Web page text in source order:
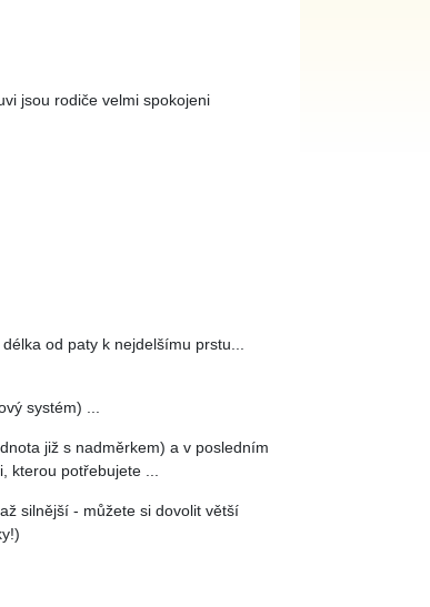
jsou rodiče velmi spokojeni
od paty k nejdelšímu prstu...
systém) ...
již s nadměrkem) a v posledním
potřebujete ...
silnější - můžete si dovolit větší